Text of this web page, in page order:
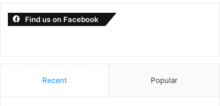
Find us on Facebook
Recent Popular